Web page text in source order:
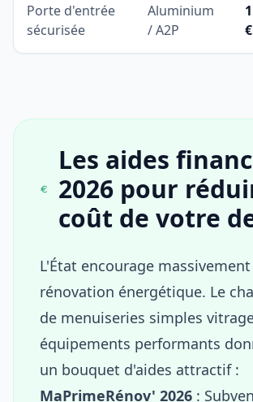
Porte d'entrée
sécurisée
Aluminium
/ A2P
€
Les aides
2026 pour
coût de votre
L'État encourage
rénovation énergétique. Le
de menuiseries simples
équipements performants
un bouquet d'aides attractif :
MaPrimeRénov' 2026 :